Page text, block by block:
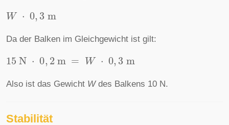
W 0,3 m
Da der Balken im Gleichgewicht ist gilt:
15 N 0, 2 ⋅ 0 m
Also ist das Gewicht Wdes Balkens 10 N.
Stabilität